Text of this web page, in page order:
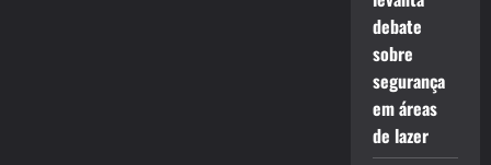
debate
sobre
segurança
em áreas
de lazer